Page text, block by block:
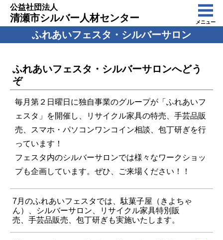
公益社団法人
清瀬市シルバー人材センター メニュー
ふれあいフェスタ・シルバーサロン
ふれあいフェスタ・シルバーサロンへどう
ぞ
毎月第２日曜日に独自事業のグループが「ふれあいフ
ェスタ」を開催し、リサイクル家具の特売、手芸品販
売、スマホ・パソコンワンコイン相談、包丁研ぎを行
っています！
フェスタ内のシルバーサロンでは様々なワークショッ
プも企画しています。ぜひ、ご来場ください！！
7月のふれあいフェスタでは、駄菓子屋（きよちゃ
ん）、シルバーサロン、リサイクル家具特別販
売、手芸品販売、包丁研ぎも実施いたします。